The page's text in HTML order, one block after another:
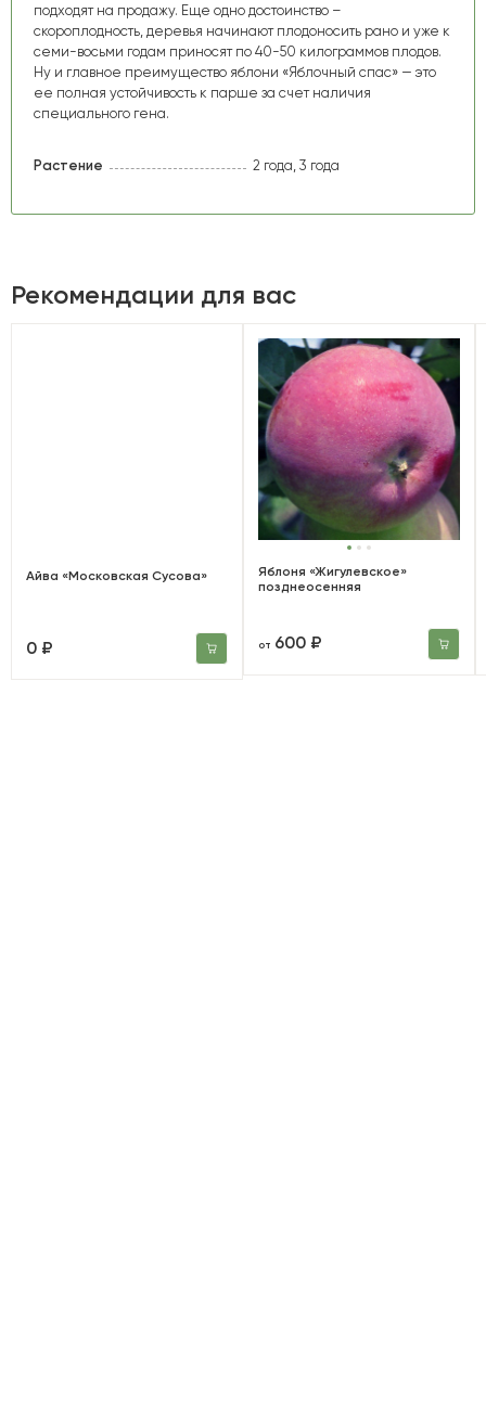
подходят на продажу. Еще одно достоинство –
скороплодность, деревья начинают плодоносить рано и уже к
семи-восьми годам приносят по 40-50 килограммов плодов.
Ну и главное преимущество яблони «Яблочный спас» — это
ее полная устойчивость к парше за счет наличия
специального гена.
Растение 2 года, 3 года
Рекомендации для вас
Айва «Московская Сусова»
0 ₽
Яблоня «Жигулевское»
позднеосенняя
от 600 ₽